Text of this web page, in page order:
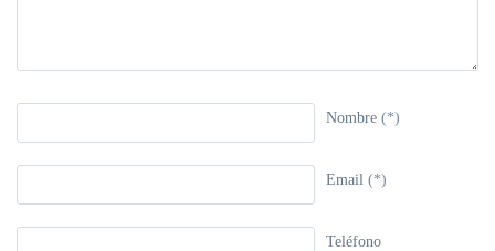
Nombre (*)
Email (*)
Teléfono